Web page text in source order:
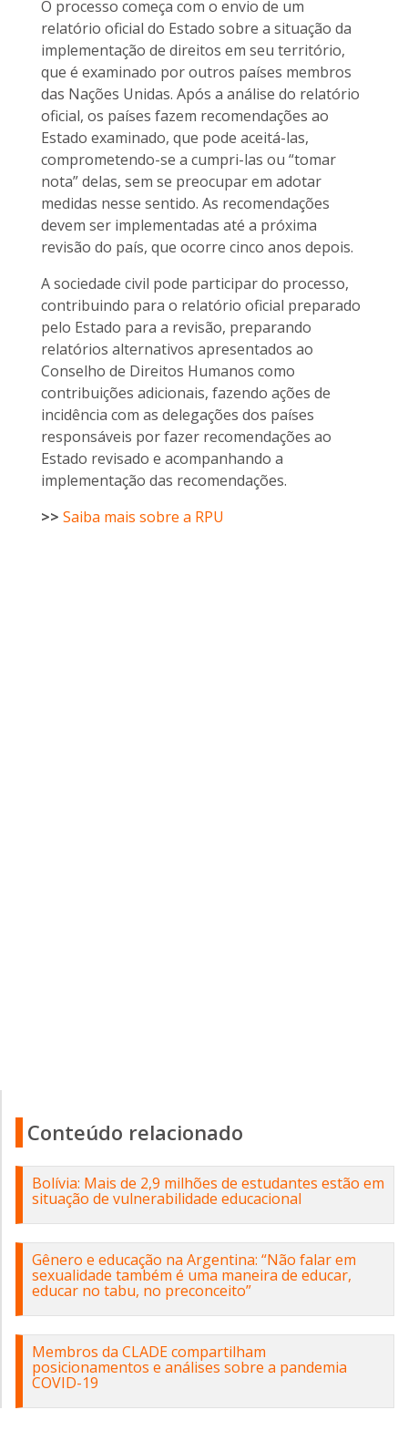
O processo começa com o envio de um
relatório oficial do Estado sobre a situação da
implementação de direitos em seu território,
que é examinado por outros países membros
das Nações Unidas. Após a análise do relatório
oficial, os países fazem recomendações ao
Estado examinado, que pode aceitá-las,
comprometendo-se a cumpri-las ou “tomar
nota” delas, sem se preocupar em adotar
medidas nesse sentido. As recomendações
devem ser implementadas até a próxima
revisão do país, que ocorre cinco anos depois.
A sociedade civil pode participar do processo,
contribuindo para o relatório oficial preparado
pelo Estado para a revisão, preparando
relatórios alternativos apresentados ao
Conselho de Direitos Humanos como
contribuições adicionais, fazendo ações de
incidência com as delegações dos países
responsáveis por fazer recomendações ao
Estado revisado e acompanhando a
implementação das recomendações.
>> Saiba mais sobre a RPU
Conteúdo relacionado
Bolívia: Mais de 2,9 milhões de estudantes estão em
situação de vulnerabilidade educacional
Gênero e educação na Argentina: “Não falar em
sexualidade também é uma maneira de educar,
educar no tabu, no preconceito”
Membros da CLADE compartilham
posicionamentos e análises sobre a pandemia
COVID-19